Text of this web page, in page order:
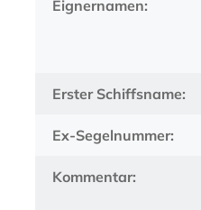
Eignernamen:
Erster Schiffsname:
Ex-Segelnummer:
Kommentar: